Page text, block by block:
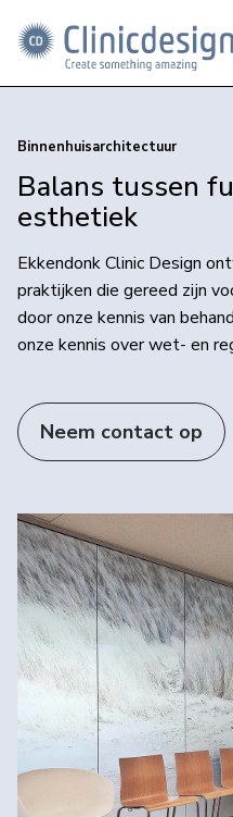
Binnenhuisarchitectuur
Balans tussen
esthetiek
Ekkendonk Clinic Design
praktijken die gereed zijn
door onze kennis van
onze kennis over wet- en
Neem contact op